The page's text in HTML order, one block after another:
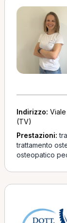
Indirizzo:
(TV)
Prestazioni:
trattamento
osteopatico